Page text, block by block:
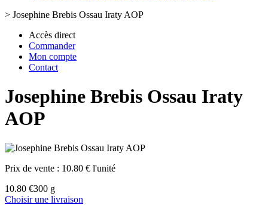
> Josephine Brebis Ossau Iraty AOP
Accès direct
Commander
Mon compte
Contact
Josephine Brebis Ossau Iraty
AOP
Prix de vente : 10.80 € l'unité
10.80 €300 g
Choisir une livraison